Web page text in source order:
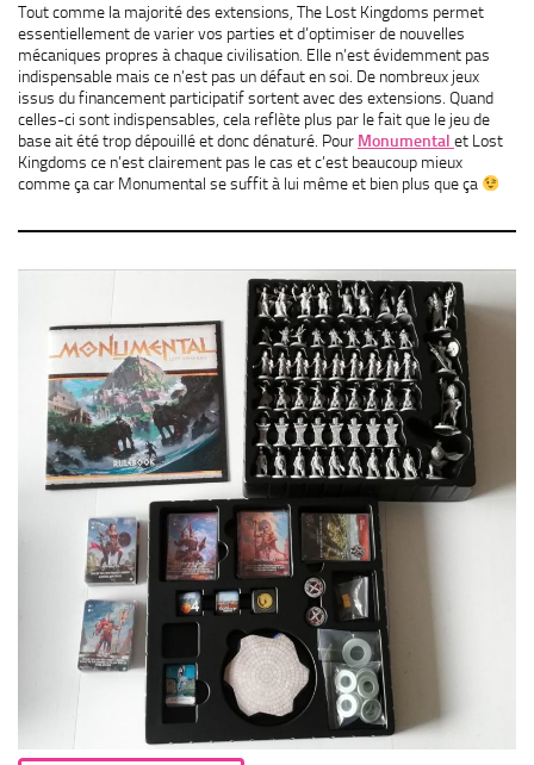
Tout comme la majorité des extensions, The Lost Kingdoms permet
essentiellement de varier vos parties et d’optimiser de nouvelles
mécaniques propres à chaque civilisation. Elle n’est évidemment pas
indispensable mais ce n’est pas un défaut en soi. De nombreux jeux
issus du financement participatif sortent avec des extensions. Quand
celles-ci sont indispensables, cela reflète plus par le fait que le jeu de
base ait été trop dépouillé et donc dénaturé. Pour Monumental et Lost
Kingdoms ce n’est clairement pas le cas et c’est beaucoup mieux
comme ça car Monumental se suffit à lui même et bien plus que ça